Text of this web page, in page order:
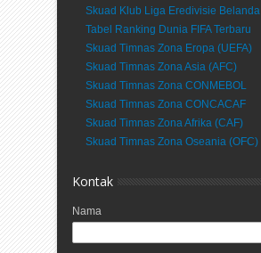
Skuad Klub Liga Eredivisie Belanda
Tabel Ranking Dunia FIFA Terbaru
Skuad Timnas Zona Eropa (UEFA)
Skuad Timnas Zona Asia (AFC)
Skuad Timnas Zona CONMEBOL
Skuad Timnas Zona CONCACAF
Skuad Timnas Zona Afrika (CAF)
Skuad Timnas Zona Oseania (OFC)
Kontak
Nama